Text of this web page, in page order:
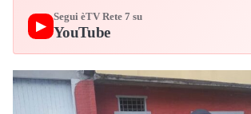
▶
Segui èTV Rete 7 su
YouTube